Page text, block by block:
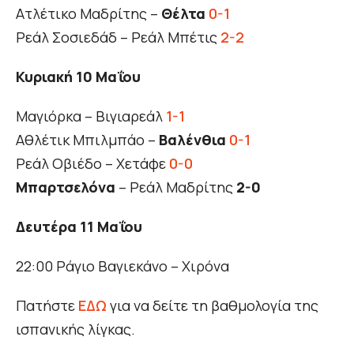
Ατλέτικο Μαδρίτης – Θέλτα 0-1
Ρεάλ Σοσιεδάδ – Ρεάλ Μπέτις 2-2
Κυριακή 10 Μαΐου
Μαγιόρκα – Βιγιαρεάλ 1-1
Αθλέτικ Μπιλμπάο – Βαλένθια 0-1
Ρεάλ Οβιέδο – Χετάφε 0-0
Μπαρτσελόνα – Ρεάλ Μαδρίτης 2-0
Δευτέρα 11 Μαΐου
22:00 Ράγιο Βαγιεκάνο – Χιρόνα
Πατήστε ΕΔΩ για να δείτε τη βαθμολογία της
ισπανικής λίγκας.